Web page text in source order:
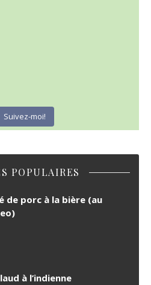
Suivez-moi!
POPULAIRES
de porc à la bière (au
à l’indienne